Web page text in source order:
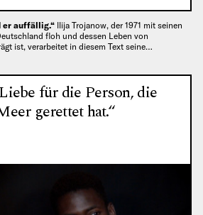
er auffällig.“ llija Trojanow, der 1971 mit seinen
floh und dessen Leben von
ist, verarbeitet in diesem Text seine…
für die Person, die
gerettet hat.“